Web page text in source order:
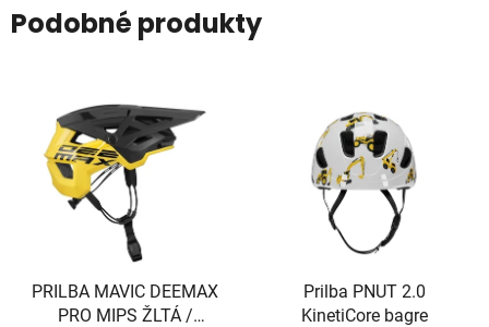
Podobné produkty
PRILBA MAVIC DEEMAX
PRO MIPS ŽLTÁ /
Prilba PNUT 2.0
KinetiCore bagre